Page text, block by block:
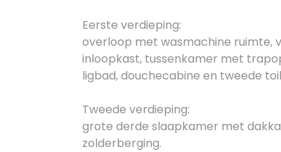
Eerste verdieping:
overloop met wasmachine ruimte,
inloopkast, tussenkamer met
ligbad, douchecabine en tweede
Tweede verdieping:
grote derde slaapkamer met
zolderberging.